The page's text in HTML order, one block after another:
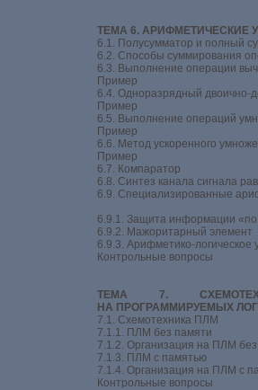
ТЕМА 6. АРИФМЕТИЧЕСКИЕ
6.1. Полусумматор и полный
6.2. Способы суммирования
6.3. Выполнение операции
Пример
6.4. Одноразрядный двоично-
Пример
6.5. Выполнение операций
Пример
6.6. Метод ускоренного
Пример
6.7. Компаратор
6.8. Синтез канала сигнала
6.9. Специализированные
6.9.1. Защита информации
6.9.2. Мажоритарный элемент
6.9.3. Арифметико-логическое
Контрольные вопросы
ТЕМА 7.
НА ПРОГРАММИРУЕМЫХ
7.1. Схемотехника ПЛМ
7.1.1. ПЛМ без памяти
7.1.2. Организация на ПЛМ
7.1.3. ПЛМ с памятью
7.1.4. Организация на ПЛМ с
Контрольные вопросы